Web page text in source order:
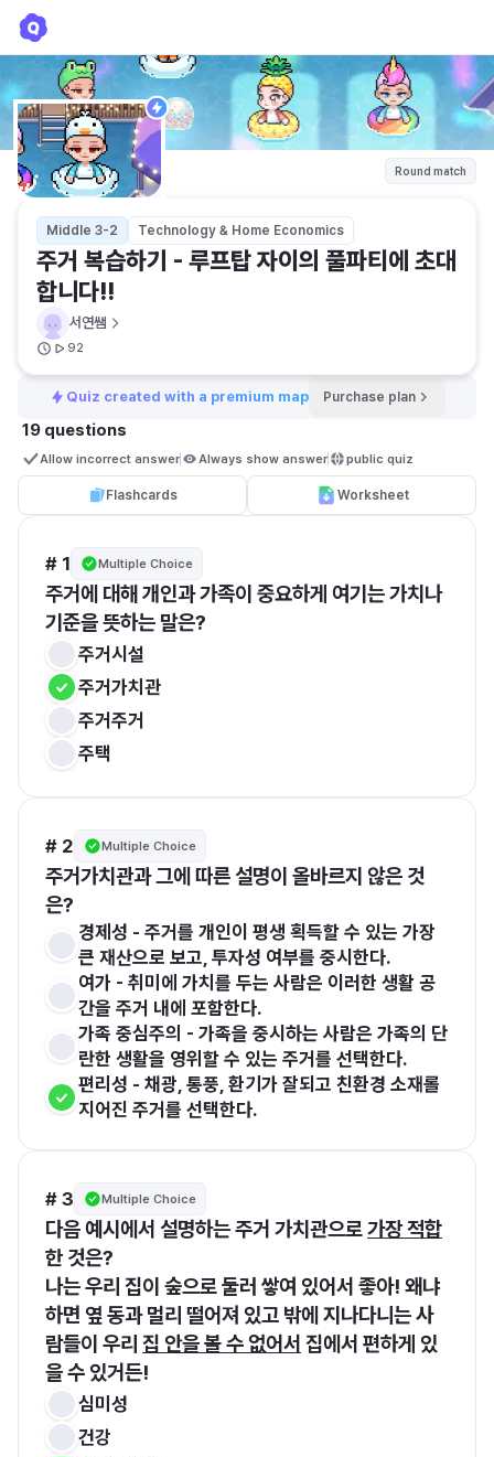
Round match
Middle 3-2 Technology & Home Economics
주거 복습하기 - 루프탑 자이의 풀파티에 초대
합니다!!
서연쌤
92
Quiz created with a premium map Purchase plan
19 questions
Allow incorrect answer Always show answer public quiz
Flashcards Worksheet
# 1 Multiple Choice
주거에 대해 개인과 가족이 중요하게 여기는 가치나
기준을 뜻하는 말은?
주거시설
주거가치관
주거주거
주택
# 2 Multiple Choice
주거가치관과 그에 따른 설명이 올바르지 않은 것
은?
경제성 - 주거를 개인이 평생 획득할 수 있는 가장
큰 재산으로 보고, 투자성 여부를 중시한다.
여가 - 취미에 가치를 두는 사람은 이러한 생활 공
간을 주거 내에 포함한다.
가족 중심주의 - 가족을 중시하는 사람은 가족의 단
란한 생활을 영위할 수 있는 주거를 선택한다.
편리성 - 채광, 통풍, 환기가 잘되고 친환경 소재롤
지어진 주거를 선택한다.
# 3 Multiple Choice
다음 예시에서 설명하는 주거 가치관으로 가장 적합
한 것은?
나는 우리 집이 숲으로 둘러 쌓여 있어서 좋아! 왜냐
하면 옆 동과 멀리 떨어져 있고 밖에 지나다니는 사
람들이 우리 집 안을 볼 수 없어서 집에서 편하게 있
을 수 있거든!
심미성
건강